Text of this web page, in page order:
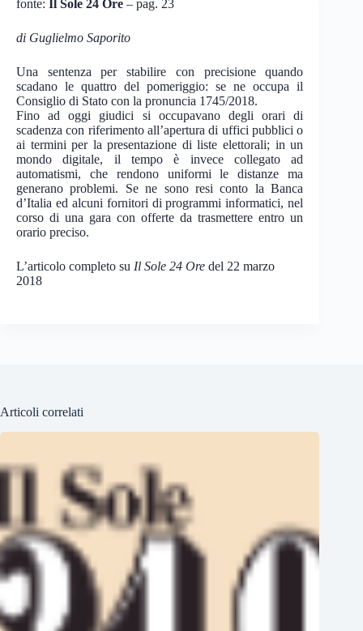
fonte: Il Sole 24 Ore – pag. 23
di Guglielmo Saporito
Una sentenza per stabilire con precisione quando
scadano le quattro del pomeriggio: se ne occupa il
Consiglio di Stato con la pronuncia 1745/2018.
Fino ad oggi giudici si occupavano degli orari di
scadenza con riferimento all’apertura di uffici pubblici o
ai termini per la presentazione di liste elettorali; in un
mondo digitale, il tempo è invece collegato ad
automatismi, che rendono uniformi le distanze ma
generano problemi. Se ne sono resi conto la Banca
d’Italia ed alcuni fornitori di programmi informatici, nel
corso di una gara con offerte da trasmettere entro un
orario preciso.
L’articolo completo su Il Sole 24 Ore del 22 marzo
2018
Articoli correlati